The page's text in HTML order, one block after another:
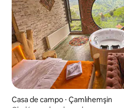
Casa de campo ⋅ Çamlıhemşin